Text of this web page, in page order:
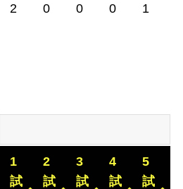
2 0 0 0 1
1
試
2
試
3
試
4
試
5
試